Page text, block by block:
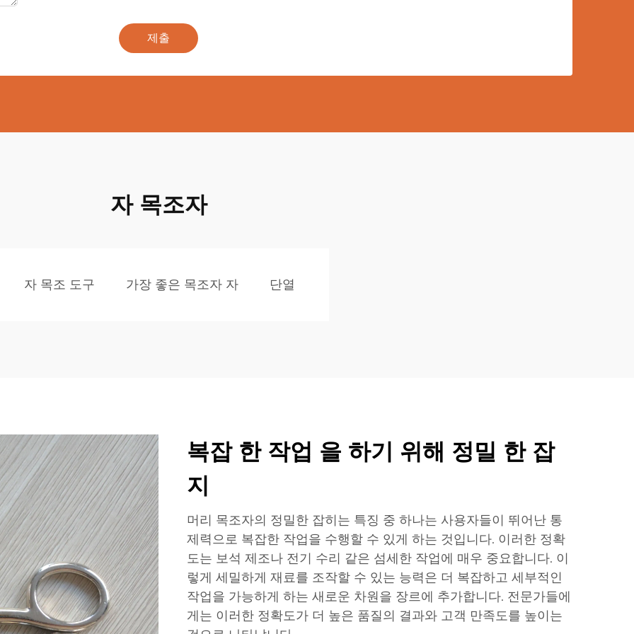
제출
자 목조자
자 목조 도구 가장 좋은 목조자 자 단열
복잡 한 작업 을 하기 위해 정밀 한 잡
지
머리 목조자의 정밀한 잡히는 특징 중 하나는 사용자들이 뛰어난 통
제력으로 복잡한 작업을 수행할 수 있게 하는 것입니다. 이러한 정확
도는 보석 제조나 전기 수리 같은 섬세한 작업에 매우 중요합니다. 이
렇게 세밀하게 재료를 조작할 수 있는 능력은 더 복잡하고 세부적인
작업을 가능하게 하는 새로운 차원을 장르에 추가합니다. 전문가들에
게는 이러한 정확도가 더 높은 품질의 결과와 고객 만족도를 높이는